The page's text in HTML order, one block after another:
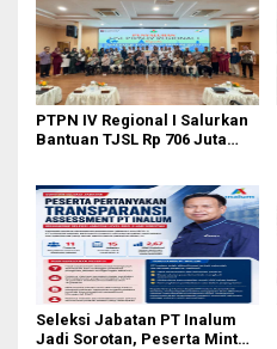
PTPN IV Regional I Salurkan
Bantuan TJSL Rp 706 Juta
Seleksi Jabatan PT Inalum
Jadi Sorotan, Peserta Minta